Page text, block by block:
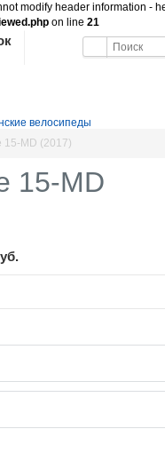
modify header information -
on line 21
велосипеды
15-MD (2017)
15-MD